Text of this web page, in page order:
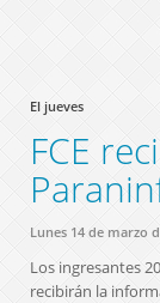
El jueves
FCE
Lunes 14 de marzo
Los ingresantes
recibirán la